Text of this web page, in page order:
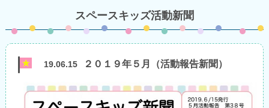
スペースキッズ活動新聞
19.06.15 ２０１９年５月（活動報告新聞）